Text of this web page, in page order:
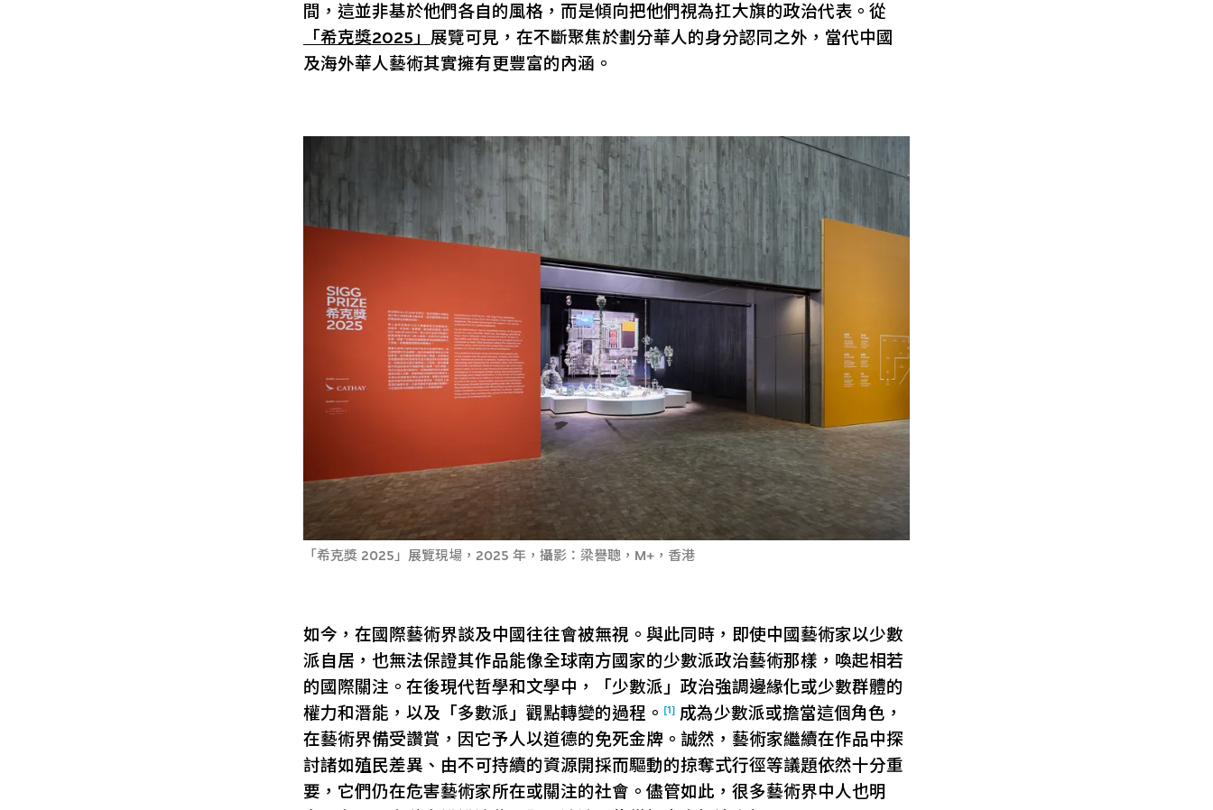
間，這並非基於他們各自的風格，而是傾向把他們視為扛大旗的政治代表。從
「希克獎2025」 展覽可見，在不斷聚焦於劃分華人的身分認同之外，當代中國
及海外華人藝術其實擁有更豐富的內涵。
「希克獎 2025」展覽現場，2025 年，攝影：梁譽聰，M+，香港
如今，在國際藝術界談及中國往往會被無視。與此同時，即使中國藝術家以少數
派自居，也無法保證其作品能像全球南方國家的少數派政治藝術那樣，喚起相若
的國際關注。在後現代哲學和文學中，「少數派」政治強調邊緣化或少數群體的
權力和潛能，以及「多數派」觀點轉變的過程。 [1] 成為少數派或擔當這個角色，
在藝術界備受讚賞，因它予人以道德的免死金牌。誠然，藝術家繼續在作品中探
討諸如殖民差異、由不可持續的資源開採而驅動的掠奪式行徑等議題依然十分重
要，它們仍在危害藝術家所在或關注的社會。儘管如此，很多藝術界中人也明